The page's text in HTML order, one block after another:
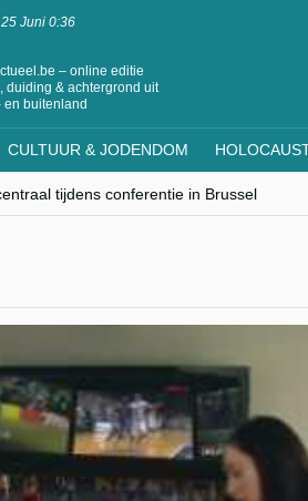
Juni 0:36
– online editie
duiding & achtergrond uit
en buitenland
CULTUUR & JODENDOM
tijdens conferentie in Brussel
begrijpt”, Jinnih Beels
Oost-Europa
Mishpacha voor kosher travel en